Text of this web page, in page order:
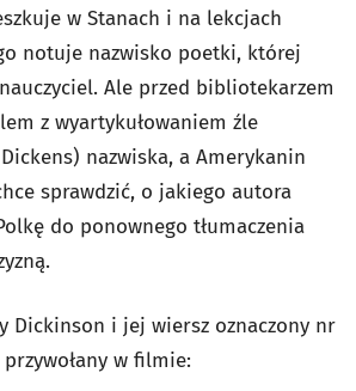
w Stanach i na lekcjach
notuje nazwisko poetki, której
Ale przed bibliotekarzem
z wyartykułowaniem źle
nazwiska, a Amerykanin
sprawdzić, o jakiego autora
do ponownego tłumaczenia
Dickinson i jej wiersz oznaczony nr
w filmie: